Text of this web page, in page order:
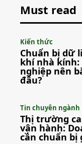
Must read
Kiến thức
Chuẩn bị dữ
khí nhà kính:
nghiệp nên
đâu?
Tin chuyên ngành
Thị trường
vận hành:
cần chuẩn bị